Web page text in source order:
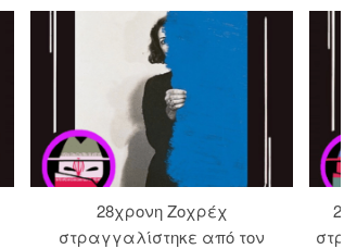
28χρονη Ζοχρέχ
στραγγαλίστηκε από τον